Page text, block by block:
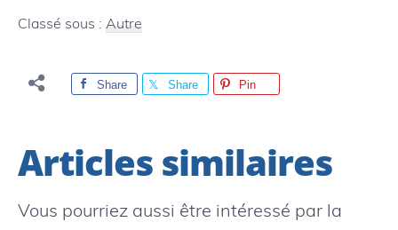
Classé sous : Autre
Share Share Pin
Articles similaires
Vous pourriez aussi être intéressé par la